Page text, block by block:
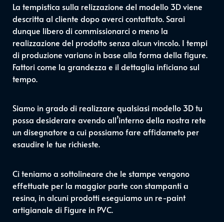
La tempistica sulla relizzazione del modello 3D viene
descritta al cliente dopo averci contattato. Sarai
dunque libero di commissionarci o meno la
realizzazione del prodotto senza alcun vincolo. I tempi
di produzione variano in base alla forma della figure.
Fattori come la grandezza e il dettaglia inficiano sul
tempo.
Siamo in grado di realizzare qualsiasi modello 3D tu
possa desiderare avendo all’interno della nostra rete
un disegnatore a cui possiamo fare affidameto per
esaudire le tue richieste.
Ci teniamo a sottolineare che le stampe vengono
effettuate per la maggior parte con stampanti a
resina, in alcuni prodotti eseguiamo un re-paint
artigianale di Figure in PVC.